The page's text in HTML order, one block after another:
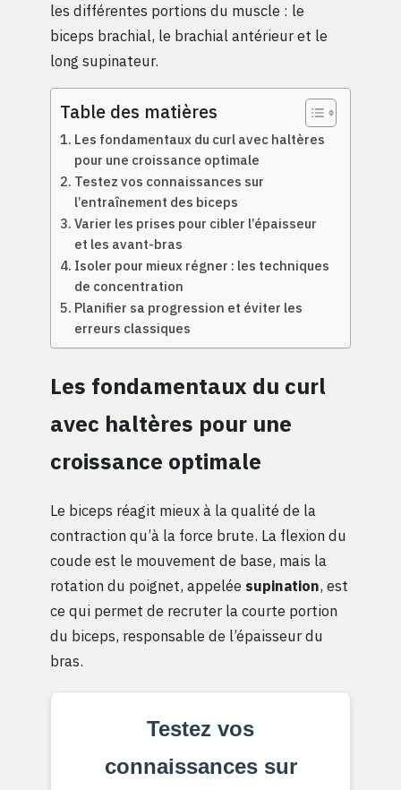
les différentes portions du muscle : le
biceps brachial, le brachial antérieur et le
long supinateur.
Table des matières
Les fondamentaux du curl avec haltères
pour une croissance optimale
Testez vos connaissances sur
l’entraînement des biceps
Varier les prises pour cibler l’épaisseur
et les avant-bras
Isoler pour mieux régner : les techniques
de concentration
Planifier sa progression et éviter les
erreurs classiques
Les fondamentaux du curl
avec haltères pour une
croissance optimale
Le biceps réagit mieux à la qualité de la
contraction qu’à la force brute. La flexion du
coude est le mouvement de base, mais la
rotation du poignet, appelée supination, est
ce qui permet de recruter la courte portion
du biceps, responsable de l’épaisseur du
bras.
Testez vos
connaissances sur